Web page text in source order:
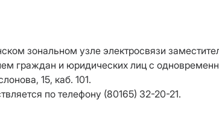
зональном узле электросвязи
граждан и юридических лиц с
15, каб. 101.
по телефону (80165) 32-20-21.